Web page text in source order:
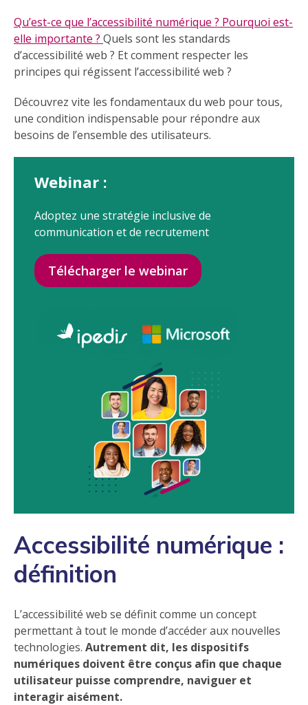
Qu’est-ce que l’accessibilité numérique ? Pourquoi est-
elle importante ? Quels sont les standards
d’accessibilité web ? Et comment respecter les
principes qui régissent l’accessibilité web ?
Découvrez vite les fondamentaux du web pour tous,
une condition indispensable pour répondre aux
besoins de l’ensemble des utilisateurs.
Webinar :
Adoptez une stratégie inclusive de
communication et de recrutement
Télécharger le webinar
Accessibilité numérique :
définition
L’accessibilité web se définit comme un concept
permettant à tout le monde d’accéder aux nouvelles
technologies. Autrement dit, les dispositifs
numériques doivent être conçus afin que chaque
utilisateur puisse comprendre, naviguer et
interagir aisément.